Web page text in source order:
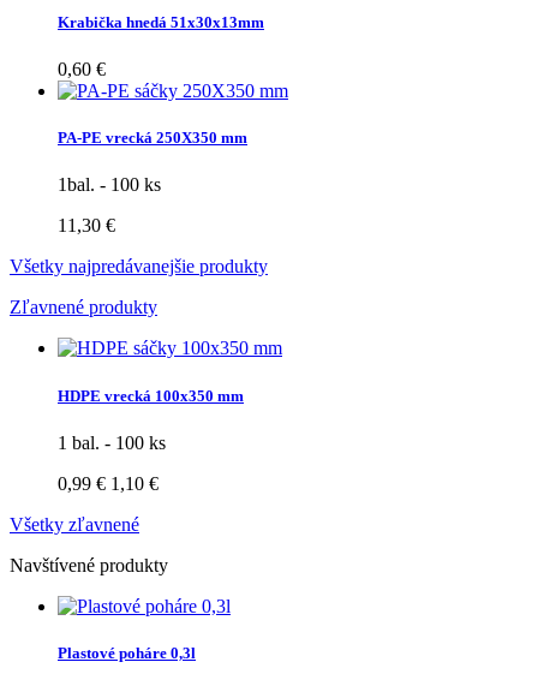
Krabička hnedá 51x30x13mm
0,60 €
PA-PE vrecká 250X350 mm
1bal. - 100 ks
11,30 €
Všetky najpredávanejšie produkty
Zľavnené produkty
HDPE vrecká 100x350 mm
1 bal. - 100 ks
0,99 € 1,10 €
Všetky zľavnené
Navštívené produkty
Plastové poháre 0,3l